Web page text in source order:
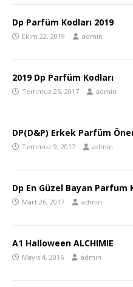
Dp Parfüm Kodları 2019
Ekim 22, 2019 admin
2019 Dp Parfüm Kodları
Temmuz 25, 2017 admin
DP(D&P) Erkek Parfüm
Temmuz 9, 2017 admin
Dp En Güzel Bayan Parfum
Mart 26, 2017 admin
A1 Halloween ALCHIMIE
Mayıs 4, 2016 admin